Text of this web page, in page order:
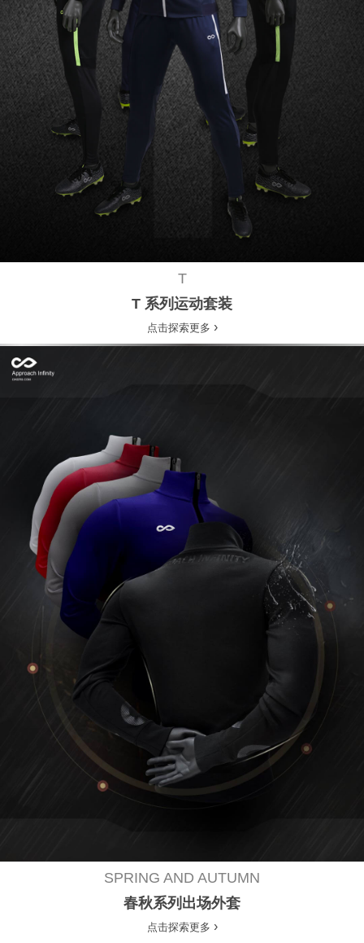
T
T 系列运动套装
点击探索更多 ›
SPRING AND AUTUMN
春秋系列出场外套
点击探索更多 ›